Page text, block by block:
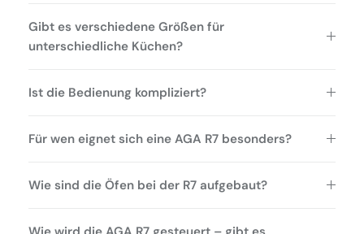
Gibt es verschiedene Größen für
unterschiedliche Küchen?
Ist die Bedienung kompliziert?
Für wen eignet sich eine AGA R7 besonders?
Wie sind die Öfen bei der R7 aufgebaut?